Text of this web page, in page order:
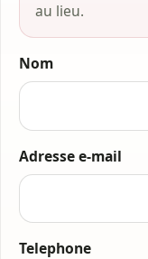
au lieu.
Nom
Adresse e-mail
Telephone